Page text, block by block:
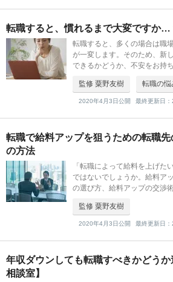
転職すると、慣れるまで大変ですか…
転職すると、多くの場合は職
が一変します。そのため、新
できるかどうか、不安をお持
ご相談に、組織人事コンサルテ
監修 粟野友樹 転職の悩
2020年4月3日公開 最終更新日
転職で給料アップを狙うための転職
の方法
「転職によって給料を上げた
ではないでしょうか。給料ア
の選び方、給料アップの交渉
="216
監修 粟野友樹
2020年4月3日公開 最終更新日
年収ダウンしても転職すべきかどう
相談室】